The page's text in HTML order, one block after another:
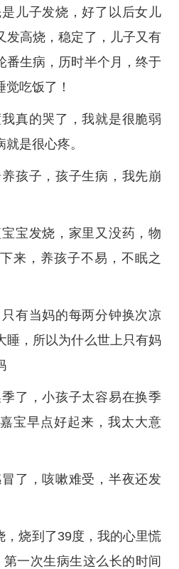
儿子发烧，好了以后女儿
发高烧，稳定了，儿子又有
番生病，历时半个月，终于
吃饭了！
真的哭了，我就是很脆弱
是很心疼。
孩子，孩子生病，我先崩
宝发烧，家里又没药，物
来，养孩子不易，不眠之
有当妈的每两分钟换次凉
睡，所以为什么世上只有妈
了，小孩子太容易在换季
宝早点好起来，我太大意
了，咳嗽难受，半夜还发
，烧到了39度，我的心里慌
一次生病生这么长的时间